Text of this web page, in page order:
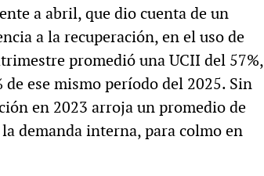
a abril, que dio cuenta de un
a la recuperación, en el uso de
promedió una UCII del 57%,
ese mismo período del 2025. Sin
en 2023 arroja un promedio de
demanda interna, para colmo en